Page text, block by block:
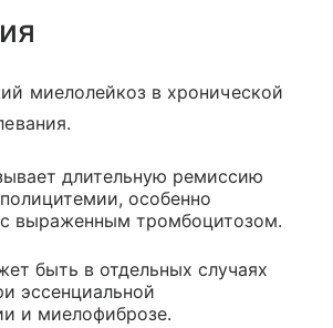
миелолейкоз в хронической
длительную ремиссию
особенно
выраженным тромбоцитозом.
быть в отдельных случаях
эссенциальной
и миелофиброзе.